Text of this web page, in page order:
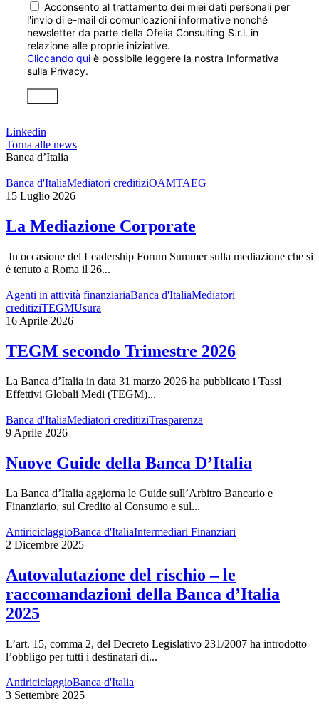
Acconsento al trattamento dei miei dati personali per
l'invio di e-mail di comunicazioni informative nonché
newsletter da parte della Ofelia Consulting S.r.l. in
relazione alle proprie iniziative.
Cliccando qui è possibile leggere la nostra Informativa
sulla Privacy.
Linkedin
Torna alle news
Banca d’Italia
Banca d'ItaliaMediatori creditiziOAMTAEG
15 Luglio 2026
La Mediazione Corporate
In occasione del Leadership Forum Summer sulla mediazione che si
è tenuto a Roma il 26...
Agenti in attività finanziariaBanca d'ItaliaMediatori
creditiziTEGMUsura
16 Aprile 2026
TEGM secondo Trimestre 2026
La Banca d’Italia in data 31 marzo 2026 ha pubblicato i Tassi
Effettivi Globali Medi (TEGM)...
Banca d'ItaliaMediatori creditiziTrasparenza
9 Aprile 2026
Nuove Guide della Banca D’Italia
La Banca d’Italia aggiorna le Guide sull’Arbitro Bancario e
Finanziario, sul Credito al Consumo e sul...
AntiriciclaggioBanca d'ItaliaIntermediari Finanziari
2 Dicembre 2025
Autovalutazione del rischio – le
raccomandazioni della Banca d’Italia
2025
L’art. 15, comma 2, del Decreto Legislativo 231/2007 ha introdotto
l’obbligo per tutti i destinatari di...
AntiriciclaggioBanca d'Italia
3 Settembre 2025